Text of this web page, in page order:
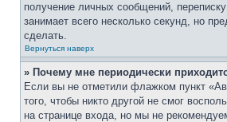
получение личных сообщений,
занимает всего несколько секунд, но
сделать.
Вернуться наверх
» Почему мне периодически
Если вы не отметили флажком пункт
того, чтобы никто другой не смог
на странице входа, но мы не